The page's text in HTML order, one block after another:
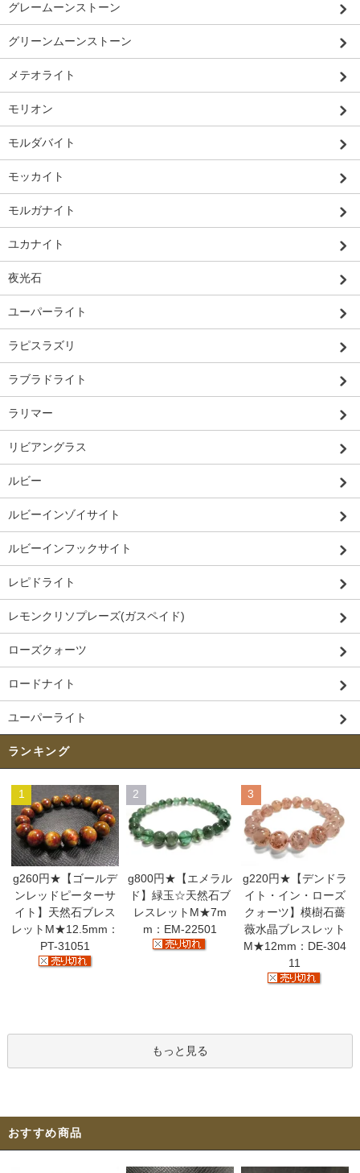
グレームーンストーン
グリーンムーンストーン
メテオライト
モリオン
モルダバイト
モッカイト
モルガナイト
ユカナイト
夜光石
ユーパーライト
ラピスラズリ
ラブラドライト
ラリマー
リビアングラス
ルビー
ルビーインゾイサイト
ルビーインフックサイト
レピドライト
レモンクリソプレーズ(ガスペイド)
ローズクォーツ
ロードナイト
ユーパーライト
ランキング
1
g260円★【ゴールデ
ンレッドピーターサ
イト】天然石ブレス
レットM★12.5mm：
PT-31051
2
g800円★【エメラル
ド】緑玉☆天然石ブ
レスレットM★7m
m：EM-22501
3
g220円★【デンドラ
イト・イン・ローズ
クォーツ】模樹石薔
薇水晶ブレスレット
M★12mm：DE-304
11
もっと見る
おすすめ商品